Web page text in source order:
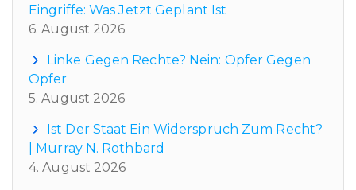
Eingriffe: Was Jetzt Geplant Ist
6. August 2026
Linke Gegen Rechte? Nein: Opfer Gegen
Opfer
5. August 2026
Ist Der Staat Ein Widerspruch Zum Recht?
| Murray N. Rothbard
4. August 2026